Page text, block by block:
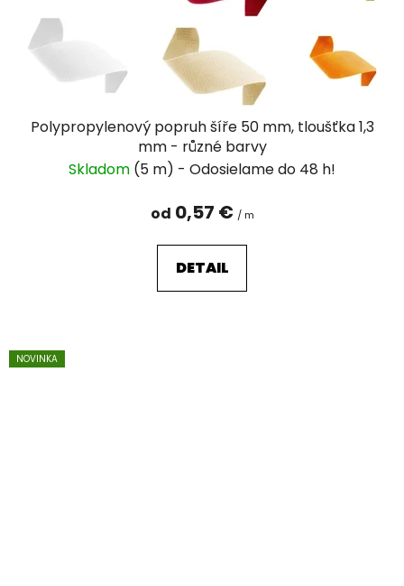
Polypropylenový popruh šíře 50 mm, tloušťka 1,3
mm - různé barvy
Skladom (5 m)
od 0,57 € / m
DETAIL
NOVINKA